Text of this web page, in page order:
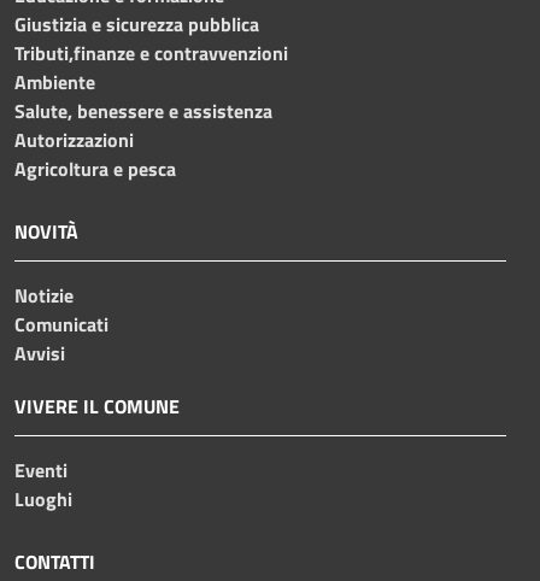
Giustizia e sicurezza pubblica
Tributi,finanze e contravvenzioni
Ambiente
Salute, benessere e assistenza
Autorizzazioni
Agricoltura e pesca
NOVITÀ
Notizie
Comunicati
Avvisi
VIVERE IL COMUNE
Eventi
Luoghi
CONTATTI